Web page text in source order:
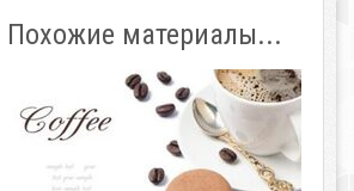
Похожие материалы...